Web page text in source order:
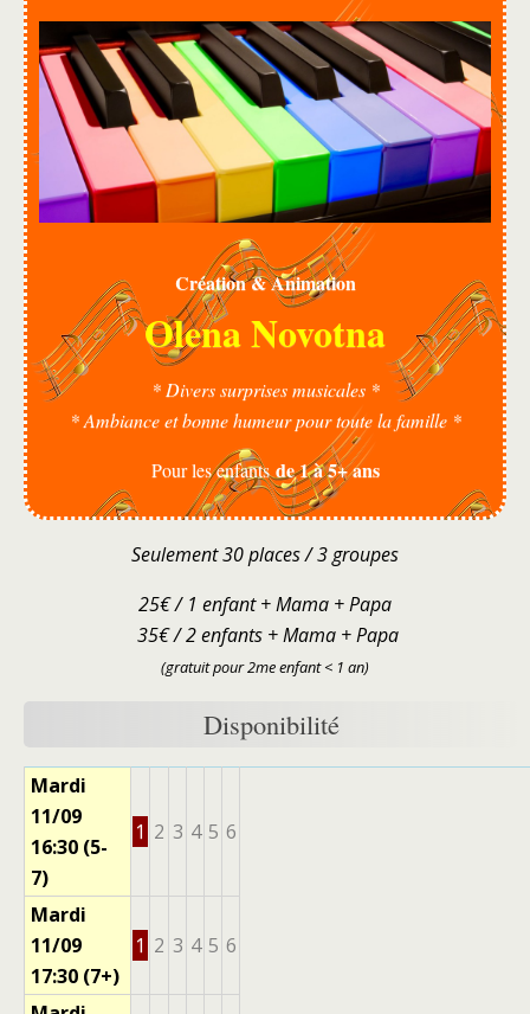
Création & Animation
Olena Novotna
* Divers surprises musicales *
* Ambiance et bonne humeur pour toute la famille *
Pour les enfantsde 1 à 5+ ans
Seulement 30 places / 3 groupes
25€ / 1 enfant + Mama + Papa
35€ / 2 enfants + Mama + Papa
(gratuit pour 2me enfant < 1 an)
Disponibilité
Mardi
11/09
16:30 (5-
7)
1 2 3 4 5 6
Mardi
11/09
17:30 (7+)
1 2 3 4 5 6